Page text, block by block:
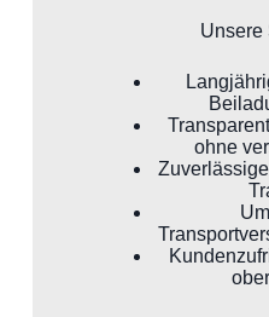
Unsere
ohne